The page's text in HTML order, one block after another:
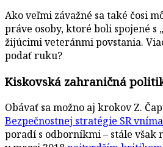
Ako veľmi závažné sa také čosi
práve osoby, ktoré boli spojené s
žijúcimi veteránmi povstania.
podať ruku?
Kiskovská zahraničná
Obávať sa možno aj krokov Z.
Bezpečnostnej stratégie SR
poradí s odborníkmi – stále